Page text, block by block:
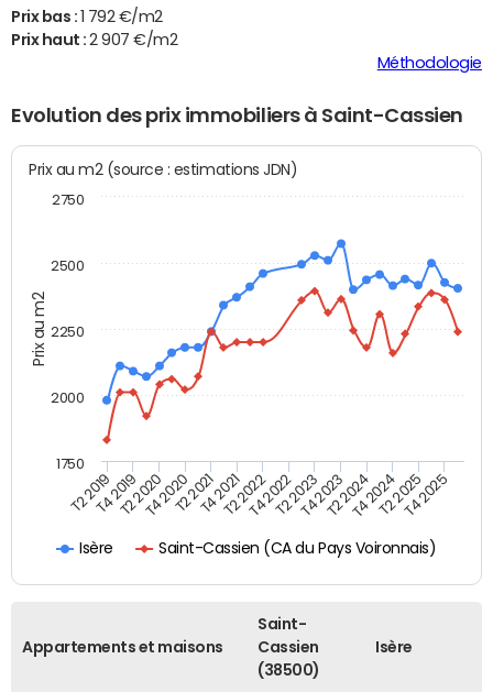
Prix bas :
1 792 €/m2
Prix haut :2 907 €/m2
Méthodologie
Evolution des prix immobiliers à Saint-Cassien
Prix au m2
Prix au m2 (source : estimations JDN)
Isère Saint-Cassien (CA du Pays Voironnais)
T2 2019T4 2019T2 2020T4 2020T2 2021T4 2021T2 2022T4 2022T2 2023T4 2023T2 2024T4 2024T2 2025T4 2025
2000
1750
2250
2500
2750
Appartements et maisons
Saint-
Cassien
(38500)
Isère